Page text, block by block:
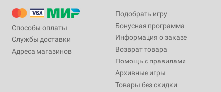
Способы оплаты
Службы доставки
Адреса магазинов
Подобрать игру
Бонусная программа
Информация о заказе
Возврат товара
Помощь с правилами
Архивные игры
Товары без скидки